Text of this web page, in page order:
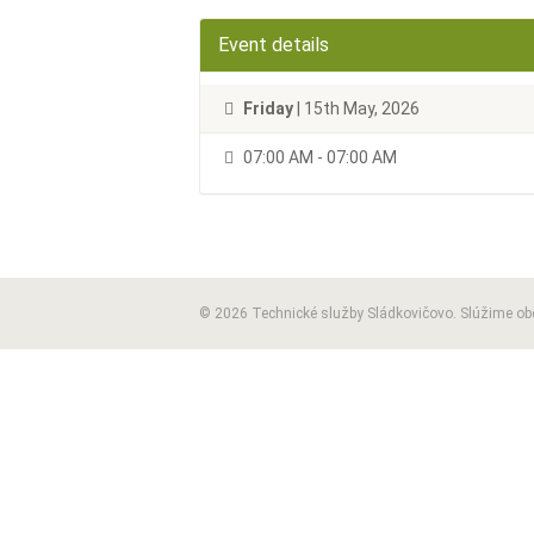
Event details
Friday | 15th May, 2026
07:00 AM - 07:00 AM
© 2026 Technické služby Sládkovičovo. Slúžime